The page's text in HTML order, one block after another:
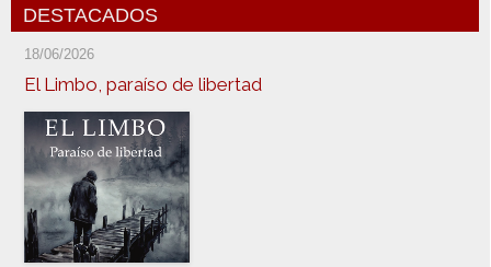
DESTACADOS
18/06/2026
El Limbo, paraíso de libertad